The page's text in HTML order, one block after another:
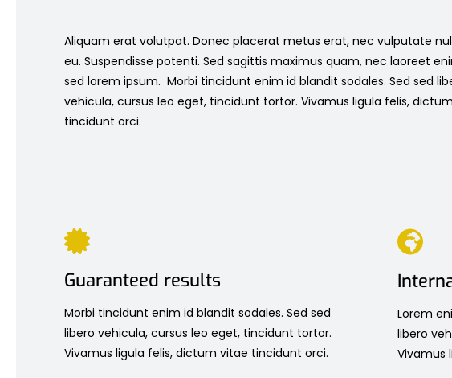
Aliquam erat volutpat. Donec placerat metus erat, nec vulputate
eu. Suspendisse potenti. Sed sagittis maximus quam, nec laoreet
sed lorem ipsum. Morbi tincidunt enim id blandit sodales. Sed sed
vehicula, cursus leo eget, tincidunt tortor. Vivamus ligula felis,
tincidunt orci.
Guaranteed results
Morbi tincidunt enim id blandit sodales. Sed sed
libero vehicula, cursus leo eget, tincidunt tortor.
Vivamus ligula felis, dictum vitae tincidunt orci.
Lorem
libero
Vivamus